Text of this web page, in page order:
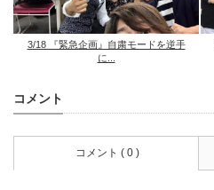
3/18 『緊急企画』自粛モードを逆手
に...
コメント
コメント ( 0 )